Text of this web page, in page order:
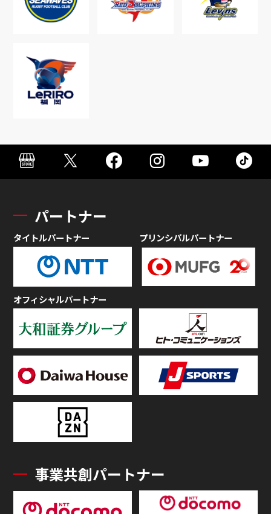
パートナー
タイトルパートナー プリンシパルパートナー
オフィシャルパートナー
事業共創パートナー